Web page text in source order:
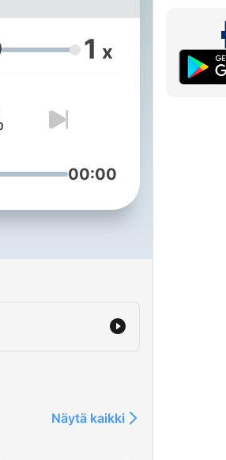
Äänenvoimakkuus
1 x
00:00
Näytä kaikki